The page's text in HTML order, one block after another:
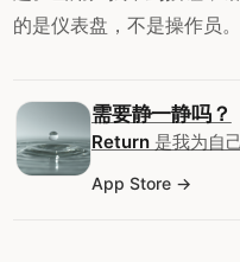
的是仪表盘，不是操作员。
需要静一静吗？
Return 是我为自
App Store